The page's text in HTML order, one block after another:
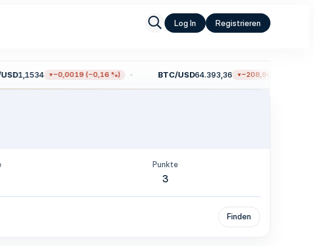
Log In Registrieren
1,1534 −0,0019 (−0,16 %) BTC/USD64.393,36 −208,96 (−0,32 %)
Punkte
3
Finden